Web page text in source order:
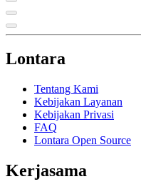
Lontara
Tentang Kami
Kebijakan Layanan
Kebijakan Privasi
FAQ
Lontara Open Source
Kerjasama